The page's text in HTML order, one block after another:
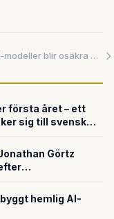
Säkra AI-modeller blir osäkra när de blir smartare
första året – ett
sig till svensk
Görtz
hemlig AI-